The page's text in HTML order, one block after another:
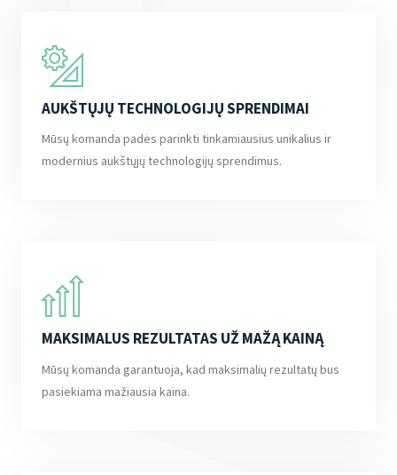
AUKŠTŲJŲ TECHNOLOGIJŲ SPRENDIMAI
Mūsų komanda padės parinkti tinkamiausius unikalius ir
modernius aukštųjų technologijų sprendimus.
MAKSIMALUS REZULTATAS UŽ MAŽĄ KAINĄ
Mūsų komanda garantuoja, kad maksimalių rezultatų bus
pasiekiama mažiausia kaina.